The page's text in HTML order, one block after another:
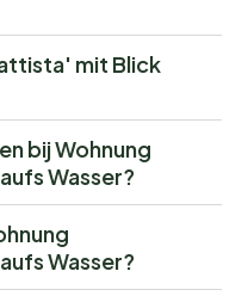
mit Blick
bij Wohnung
Wasser?
Wasser?